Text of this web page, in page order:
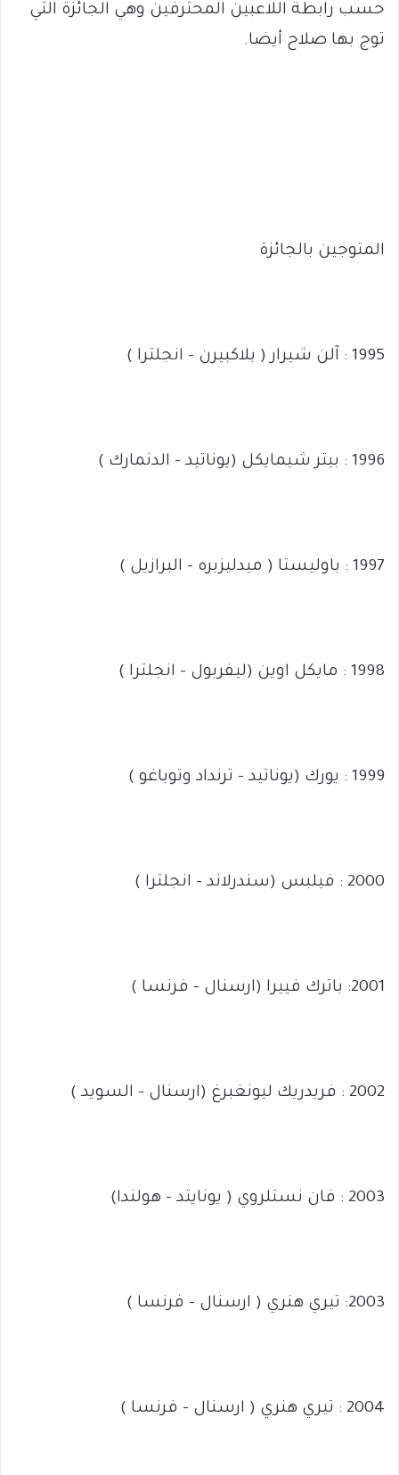
حسب رابطة اللاعبين المحترفين وهي الجائزة التي
توج بها صلاح أيضا.
المتوجين بالجائزة
1995 : آلن شيرار ( بلاكبيرن – انجلترا )
1996 : بيتر شيمايكل (يوناتيد – الدنمارك )
1997 : باوليستا ( ميدليزبره – البرازيل )
1998 : مايكل اوين (ليفربول – انجلترا )
1999 : يورك (يوناتيد – ترنداد وتوباغو )
2000 : فيلبس (سندرلاند – انجلترا )
2001: باترك فييرا (ارسنال – فرنسا )
2002 : فريدريك ليونغبرغ (ارسنال – السويد )
2003 : فان نستلروي ( يونايتد – هولندا)
2003: تيري هنري ( ارسنال – فرنسا )
2004 : تيري هنري ( ارسنال – فرنسا )